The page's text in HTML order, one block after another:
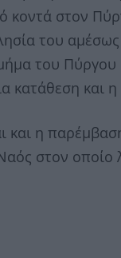
κοντά στον
του
του Πύργου
και η
και η
στον οποίο